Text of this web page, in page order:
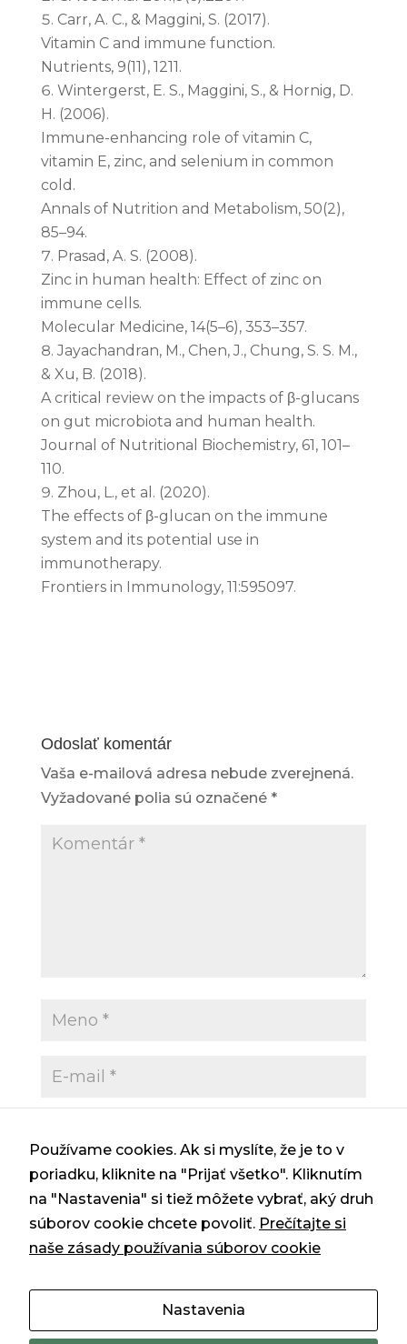
Carr, A. C., & Maggini, S. (2017).
Vitamin C and immune function.
Nutrients, 9(11), 1211.
Wintergerst, E. S., Maggini, S., & Hornig, D.
H. (2006).
Immune-enhancing role of vitamin C,
vitamin E, zinc, and selenium in common
cold.
Annals of Nutrition and Metabolism, 50(2),
85–94.
Prasad, A. S. (2008).
Zinc in human health: Effect of zinc on
immune cells.
Molecular Medicine, 14(5–6), 353–357.
Jayachandran, M., Chen, J., Chung, S. S. M.,
& Xu, B. (2018).
A critical review on the impacts of β-glucans
on gut microbiota and human health.
Journal of Nutritional Biochemistry, 61, 101–
110.
Zhou, L., et al. (2020).
The effects of β-glucan on the immune
system and its potential use in
immunotherapy.
Frontiers in Immunology, 11:595097.
Odoslať komentár
Vaša e-mailová adresa nebude zverejnená.
Vyžadované polia sú označené *
Uložiť moje meno, e-mail a webovú
stránku v tomto prehliadači pre moje
budúce komentáre.
Používame cookies. Ak si myslíte, že je to v
poriadku, kliknite na "Prijať všetko". Kliknutím
na "Nastavenia" si tiež môžete vybrať, aký druh
súborov cookie chcete povoliť. Prečítajte si
naše zásady používania súborov cookie
Nastavenia